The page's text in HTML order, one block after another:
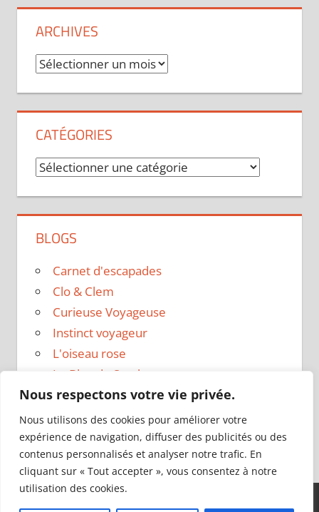
Nous respectons votre vie privée.
Nous utilisons des cookies pour améliorer votre
expérience de navigation, diffuser des publicités ou des
contenus personnalisés et analyser notre trafic. En
cliquant sur « Tout accepter », vous consentez à notre
utilisation des cookies.
ARCHIVES
Archives
CATÉGORIES
Catégories
BLOGS
Carnet d'escapades
Clo & Clem
Curieuse Voyageuse
Instinct voyageur
L'oiseau rose
Le Blog de Sarah
Le sac a dos
Madame Oreille
Voyages et Vagabondages